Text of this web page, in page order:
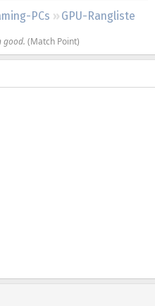
PCs
GPU-Rangliste
good. (Match Point)​